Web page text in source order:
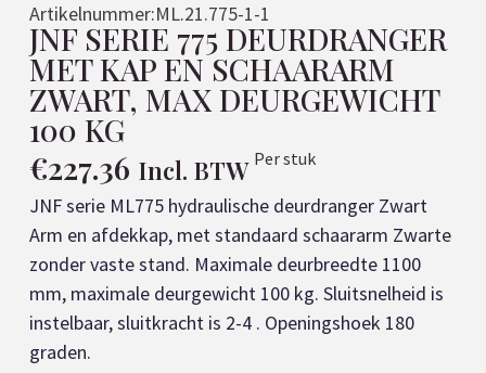
Artikelnummer:ML.21.775-1-1
JNF SERIE 775 DEURDRANGER
MET KAP EN SCHAARARM
ZWART, MAX DEURGEWICHT
100 KG
€227.36 Incl. BTW Per stuk
JNF serie ML775 hydraulische deurdranger Zwart
Arm en afdekkap, met standaard schaararm Zwarte
zonder vaste stand. Maximale deurbreedte 1100
mm, maximale deurgewicht 100 kg. Sluitsnelheid is
instelbaar, sluitkracht is 2-4 . Openingshoek 180